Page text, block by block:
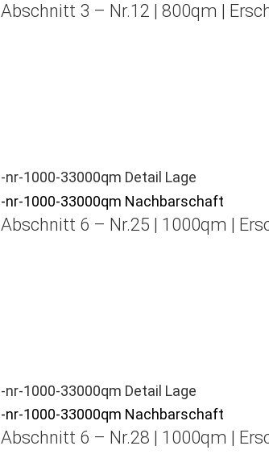
Abschnitt 3 – Nr.12 | 800qm |
Abschnitt 6 – Nr.25 | 1000qm |
Abschnitt 6 – Nr.28 | 1000qm |